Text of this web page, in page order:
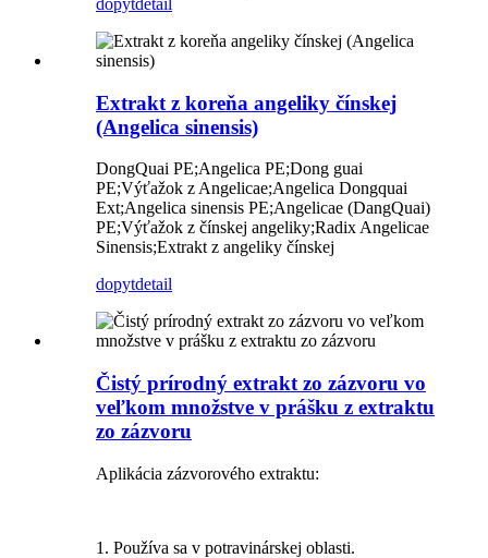
dopytdetail
Extrakt z koreňa angeliky čínskej
(Angelica sinensis)
DongQuai PE;Angelica PE;Dong guai
PE;Výťažok z Angelicae;Angelica Dongquai
Ext;Angelica sinensis PE;Angelicae (DangQuai)
PE;Výťažok z čínskej angeliky;Radix Angelicae
Sinensis;Extrakt z angeliky čínskej
dopytdetail
Čistý prírodný extrakt zo zázvoru vo
veľkom množstve v prášku z extraktu
zo zázvoru
Aplikácia zázvorového extraktu:
1. Používa sa v potravinárskej oblasti.